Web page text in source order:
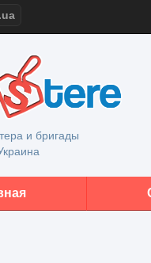
и бригады